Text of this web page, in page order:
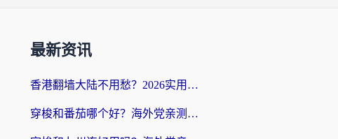
最新资讯
香港翻墙大陆不用愁？2026实用回国加速器指南：从选到用一步到位
穿梭和番茄哪个好？海外党亲测：这3点帮你选对回国加速器